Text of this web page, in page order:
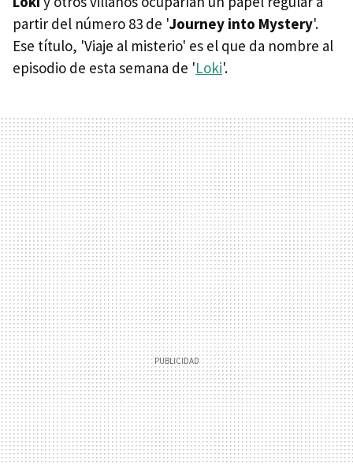
partir del número 83 de 'Journey into Mystery'.
Ese título, 'Viaje al misterio' es el que da nombre al
episodio de esta semana de 'Loki'.